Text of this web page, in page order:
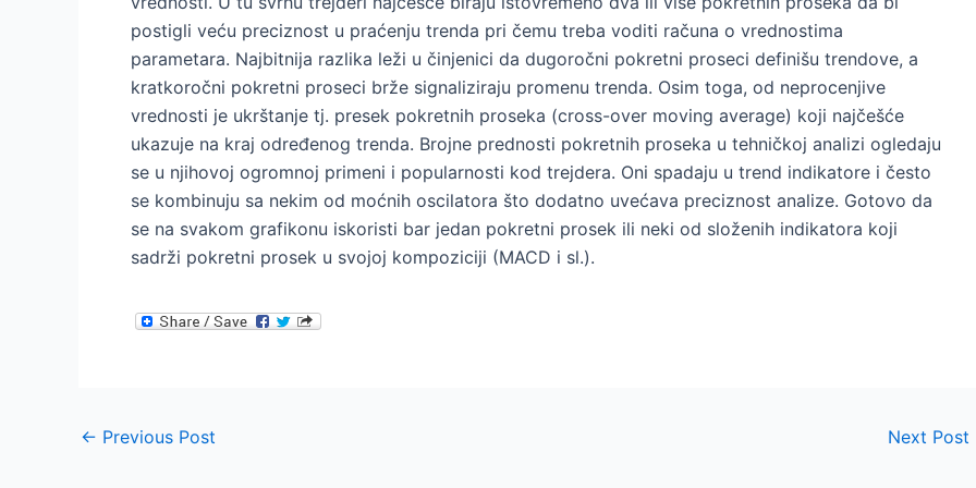
postigli veću preciznost u praćenju trenda pri čemu treba voditi računa o vrednostima
parametara. Najbitnija razlika leži u činjenici da dugoročni pokretni proseci definišu trendove, a
kratkoročni pokretni proseci brže signaliziraju promenu trenda. Osim toga, od neprocenjive
vrednosti je ukrštanje tj. presek pokretnih proseka (cross-over moving average) koji najčešće
ukazuje na kraj određenog trenda. Brojne prednosti pokretnih proseka u tehničkoj analizi ogledaju
se u njihovoj ogromnoj primeni i popularnosti kod trejdera. Oni spadaju u trend indikatore i često
se kombinuju sa nekim od moćnih oscilatora što dodatno uvećava preciznost analize. Gotovo da
se na svakom grafikonu iskoristi bar jedan pokretni prosek ili neki od složenih indikatora koji
sadrži pokretni prosek u svojoj kompoziciji (MACD i sl.).
Post
← Previous Post Next Post